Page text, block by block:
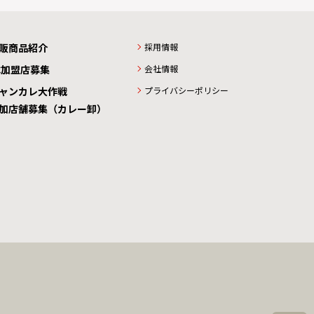
商品紹介
盟店募集
ンカレ大作戦
店舗募集（カレー卸）
採用情報
会社情報
プライバシーポリシー